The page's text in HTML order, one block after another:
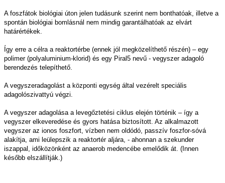
A foszfátok biológiai úton jelen tudásunk szerint nem bonthatóak, illetve a
spontán biológiai bomlásnál nem mindig garantálhatóak az elvárt
határértékek.
Így erre a célra a reaktortérbe (ennek jól megközelíthető részén) – egy
polimer (polyaluminium-klorid) és egy Piral5 nevű - vegyszer adagoló
berendezés telepíthető.
A vegyszeradagolást a központi egység által vezérelt speciális
adagolószivattyú végzi.
A vegyszer adagolása a levegőztetési ciklus elején történik – így a
vegyszer elkeveredése és gyors hatása biztosított. Az alkalmazott
vegyszer az ionos foszfort, vízben nem oldódó, passzív foszfor-sóvá
alakítja, ami leülepszik a reaktortér aljára, - ahonnan a szekunder
iszappal, időközönként az anaerob medencébe emelődik át. (Innen
később elszállítják.)